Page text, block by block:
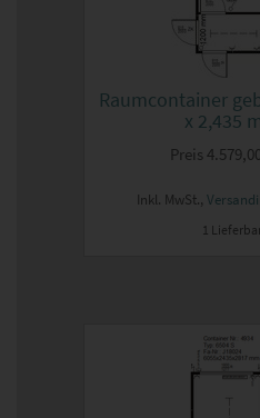
Raumcontainer
x 2,435
Preis
Inkl. MwSt.,
1